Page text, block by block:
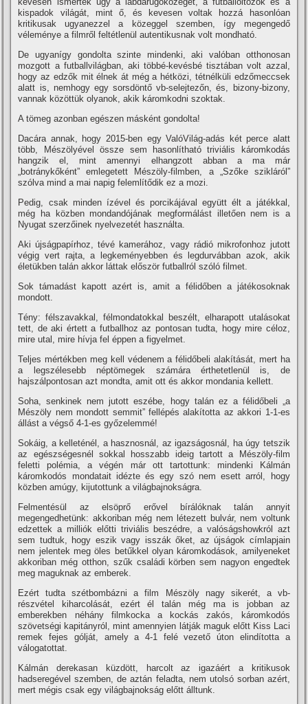
kispadok világát, mint ő, és kevesen voltak hozzá hasonlóan
kritikusak ugyanezzel a közeggel szemben, í­gy megengedő
véleménye a filmről feltétlenül autentikusnak volt mondható.
De ugyaní­gy gondolta szinte mindenki, aki valóban otthonosan
mozgott a futballvilágban, aki többé-kevésbé tisztában volt azzal,
hogy az edzők mit élnek át még a hétközi, tétnélküli edzőmeccsek
alatt is, nemhogy egy sorsdöntő vb-selejtezőn, és, bizony-bizony,
vannak közöttük olyanok, akik káromkodni szoktak.
A tömeg azonban egészen másként gondolta!
Dacára annak, hogy 2015-ben egy ValóVilág-adás két perce alatt
több, Mészölyével össze sem hasonlí­tható triviális káromkodás
hangzik el, mint amennyi elhangzott abban a ma már
„botránykőként” emlegetett Mészöly-filmben, a „Szőke szikláról”
szólva mind a mai napig felemlí­tődik ez a mozi.
Pedig, csak minden í­zével és porcikájával együtt élt a játékkal,
még ha közben mondandójának megformálást illetően nem is a
Nyugat szerzőinek nyelvezetét használta.
Aki újságpapí­rhoz, tévé kamerához, vagy rádió mikrofonhoz jutott
végig vert rajta, a legkeményebben és legdurvábban azok, akik
életükben talán akkor láttak először futballról szóló filmet.
Sok támadást kapott azért is, amit a félidőben a játékosoknak
mondott.
Tény: félszavakkal, félmondatokkal beszélt, elharapott utalásokat
tett, de aki értett a futballhoz az pontosan tudta, hogy mire céloz,
mire utal, mire hí­vja fel éppen a figyelmet.
Teljes mértékben meg kell védenem a félidőbeli alakí­tását, mert ha
a legszélesebb néptömegek számára érthetetlenül is, de
hajszálpontosan azt mondta, amit ott és akkor mondania kellett.
Soha, senkinek nem jutott eszébe, hogy talán ez a félidőbeli „a
Mészöly nem mondott semmit” fellépés alakí­totta az akkori 1-1-es
állást a végső 4-1-es győzelemmé!
Sokáig, a kelleténél, a hasznosnál, az igazságosnál, ha úgy tetszik
az egészségesnél sokkal hosszabb ideig tartott a Mészöly-film
feletti polémia, a végén már ott tartottunk: mindenki Kálmán
káromkodós mondatait idézte és egy szó nem esett arról, hogy
közben amúgy, kijutottunk a világbajnokságra.
Felmentésül az elsöprő erővel bí­rálóknak talán annyit
megengedhetünk: akkoriban még nem létezett bulvár, nem voltunk
edzettek a milliók előtti triviális beszédre, a valóságshowkról azt
sem tudtuk, hogy eszik vagy isszák őket, az újságok cí­mlapjain
nem jelentek meg öles betűkkel olyan káromkodások, amilyeneket
akkoriban még otthon, szűk családi körben sem nagyon engedtek
meg maguknak az emberek.
Ezért tudta szétbombázni a film Mészöly nagy sikerét, a vb-
részvétel kiharcolását, ezért él talán még ma is jobban az
emberekben néhány filmkocka a kockás zakós, káromkodós
szövetségi kapitányról, mint amennyien látják maguk előtt Kiss Laci
remek fejes gólját, amely a 4-1 felé vezető úton elindí­totta a
válogatottat.
Kálmán derekasan küzdött, harcolt az igazáért a kritikusok
hadseregével szemben, de aztán feladta, nem utolsó sorban azért,
mert mégis csak egy világbajnokság előtt álltunk.